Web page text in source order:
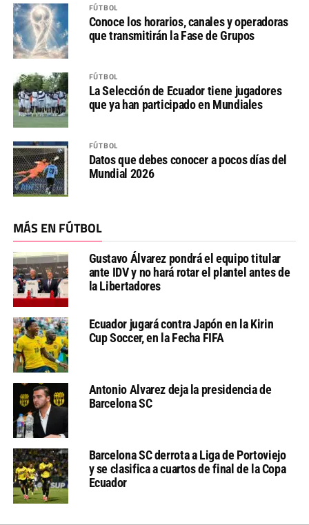
FÚTBOL
Conoce los horarios, canales y operadoras
que transmitirán la Fase de Grupos
FÚTBOL
La Selección de Ecuador tiene jugadores
que ya han participado en Mundiales
FÚTBOL
Datos que debes conocer a pocos días del
Mundial 2026
MÁS EN FÚTBOL
Gustavo Álvarez pondrá el equipo titular
ante IDV y no hará rotar el plantel antes de
la Libertadores
Ecuador jugará contra Japón en la Kirin
Cup Soccer, en la Fecha FIFA
Antonio Alvarez deja la presidencia de
Barcelona SC
Barcelona SC derrota a Liga de Portoviejo
y se clasifica a cuartos de final de la Copa
Ecuador